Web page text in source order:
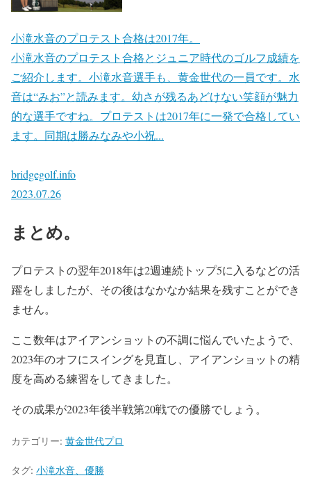
小滝水音のプロテスト合格は2017年。
小滝水音のプロテスト合格とジュニア時代のゴルフ成績を
ご紹介します。小滝水音選手も、黄金世代の一員です。水
音は“みお”と読みます。幼さが残るあどけない笑顔が魅力
的な選手ですね。プロテストは2017年に一発で合格してい
ます。同期は勝みなみや小祝...
bridgegolf.info
2023.07.26
まとめ。
プロテストの翌年2018年は2週連続トップ5に入るなどの活
躍をしましたが、その後はなかなか結果を残すことができ
ません。
ここ数年はアイアンショットの不調に悩んでいたようで、
2023年のオフにスイングを見直し、アイアンショットの精
度を高める練習をしてきました。
その成果が2023年後半戦第20戦での優勝でしょう。
カテゴリー: 黄金世代プロ
タグ: 小滝水音、優勝